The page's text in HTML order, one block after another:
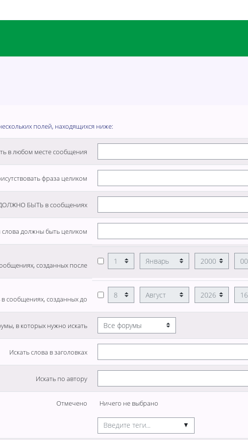
полей, находящихся ниже:
в любом месте сообщения
фраза целиком
БЫТЬ в сообщениях
слова должны быть целиком
созданных после
День Месяц
в сообщениях, созданных до
День Месяц
в которых нужно искать
Искать слова в заголовках
Искать по автору
Отмечено Выбранные элементы:
Ничего не выбрано
▼